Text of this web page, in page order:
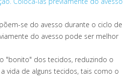
se do avesso durante o ciclo de
do avesso pode ser melhor
"bonito" dos tecidos, reduzindo o
vida de alguns tecidos, tais como o